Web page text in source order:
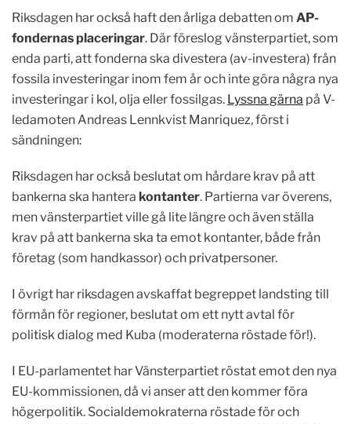
Riksdagen har också haft den årliga debatten om AP-
fondernas placeringar. Där föreslog vänsterpartiet, som
enda parti, att fonderna ska divestera (av-investera) från
fossila investeringar inom fem år och inte göra några nya
investeringar i kol, olja eller fossilgas. Lyssna gärna på V-
ledamoten Andreas Lennkvist Manriquez, först i
sändningen:
Riksdagen har också beslutat om hårdare krav på att
bankerna ska hantera kontanter. Partierna var överens,
men vänsterpartiet ville gå lite längre och även ställa
krav på att bankerna ska ta emot kontanter, både från
företag (som handkassor) och privatpersoner.
I övrigt har riksdagen avskaffat begreppet landsting till
förmån för regioner, beslutat om ett nytt avtal för
politisk dialog med Kuba (moderaterna röstade för!).
I EU-parlamentet har Vänsterpartiet röstat emot den nya
EU-kommissionen, då vi anser att den kommer föra
högerpolitik. Socialdemokraterna röstade för och